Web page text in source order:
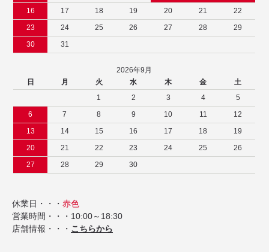
16
17 18 19 20 21
22
23
24 25 26 27 28
29
30
31
2026年9月
日
月 火 水 木 金
土
1
2 3 4
5
6
7 8 9 10 11
12
13
14 15 16 17 18
19
20
21 22 23 24 25
26
27
28 29 30
休業日・・・ 赤色
営業時間・・・10:00～18:30
店舗情報・・・ こちらから